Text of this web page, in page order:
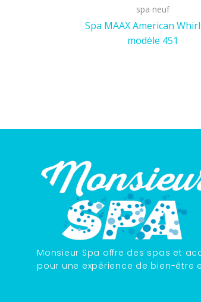
spa neuf
Spa MAAX American
modèle 451
Monsieur Spa offre des spas et
pour une expérience de bien-être